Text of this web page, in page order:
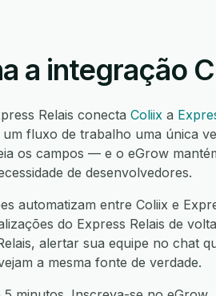
a integração
Relais conecta Coliix a
fluxo de trabalho uma única
os campos — e o eGrow
de desenvolvedores.
automatizam entre Coliix e
do Express Relais de
alertar sua equipe no chat
a mesma fonte de verdade.